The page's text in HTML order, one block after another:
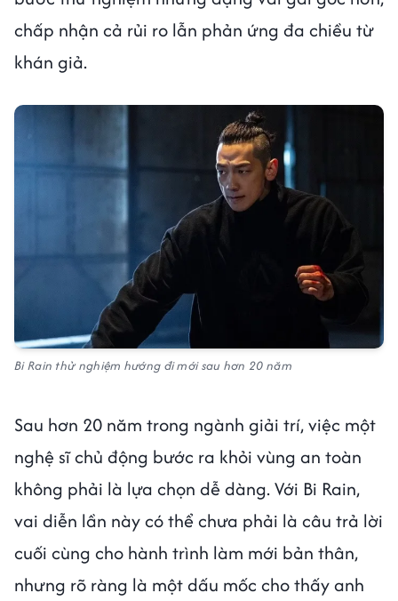
chấp nhận cả rủi ro lẫn phản ứng đa chiều từ
khán giả.
Bi Rain thử nghiệm hướng đi mới sau hơn 20 năm
Sau hơn 20 năm trong ngành giải trí, việc một
nghệ sĩ chủ động bước ra khỏi vùng an toàn
không phải là lựa chọn dễ dàng. Với Bi Rain,
vai diễn lần này có thể chưa phải là câu trả lời
cuối cùng cho hành trình làm mới bản thân,
nhưng rõ ràng là một dấu mốc cho thấy anh